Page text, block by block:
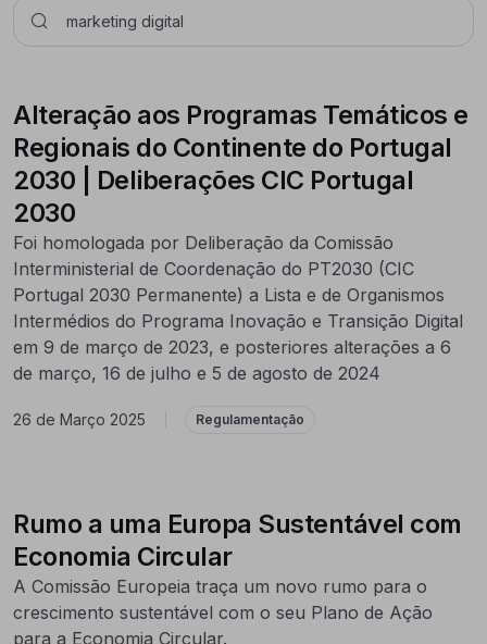
Alteração aos Programas Temáticos e
Regionais do Continente do Portugal
2030 | Deliberações CIC Portugal
2030
Foi homologada por Deliberação da Comissão
Interministerial de Coordenação do PT2030 (CIC
Portugal 2030 Permanente) a Lista e de Organismos
Intermédios do Programa Inovação e Transição Digital
em 9 de março de 2023, e posteriores alterações a 6
de março, 16 de julho e 5 de agosto de 2024
26 de Março 2025 Regulamentação
Rumo a uma Europa Sustentável com
Economia Circular
A Comissão Europeia traça um novo rumo para o
crescimento sustentável com o seu Plano de Ação
para a Economia Circular.